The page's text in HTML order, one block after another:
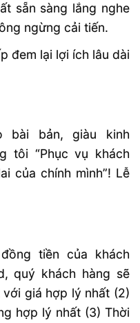
sẵn sàng lắng nghe
ngừng cải tiến.
đem lại lợi ích lâu dài
bài bản, giàu kinh
tôi “Phục vụ khách
của chính mình”! Lễ
tiền của khách
quý khách hàng sẽ
giá hợp lý nhất (2)
hợp lý nhất (3) Thời